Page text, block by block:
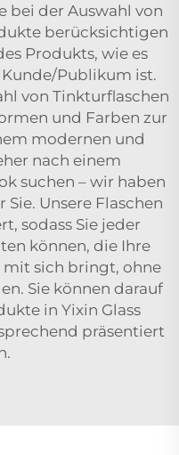
bei der Auswahl von
berücksichtigen
Produkts, wie es
Publikum ist.
von Tinkturflaschen
und Farben zur
modernen und
nach einem
suchen – wir haben
Unsere Flaschen
sodass Sie jeder
können, die Ihre
sich bringt, ohne
Sie können darauf
in Yixin Glass
präsentiert